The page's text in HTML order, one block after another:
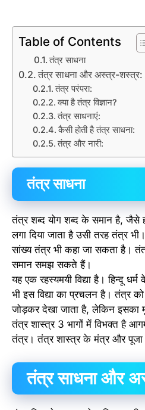
Table of Contents
तंत्र साधना
तंत्र साधना और अस्त्र-शस्त्र:
तंत्र परंपरा:
क्या है तंत्र विज्ञान?
तंत्र साधनाएं:
कैसी होती है तंत्र साधना:
तंत्र और नारी:
तंत्र साधना
तंत्र शब्द योग शब्द के समान है, जैसे
लगा दिया जाता है उसी तरह तंत्र
सांख्य तं‍त्र भी कहा जा सकता है।
समान समझ सकते हैं।
यह एक रहस्यमयी विद्या है। हिन्दू
भी इस विद्या का प्रचलन है। तंत्र
जोड़कर देखा जाता है, लेकिन इसका
तंत्र शास्त्र 3 भागों में विभक्त है
तंत्र। तंत्र शास्त्र के मंत्र और
तंत्र साधना और